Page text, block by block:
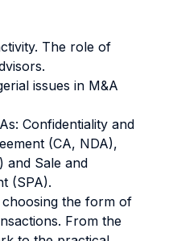
The role of
issues in M&A
Confidentiality and
(CA, NDA),
and Sale and
(SPA).
choosing the form of
From the